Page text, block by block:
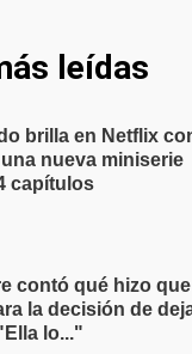
leídas
brilla en Netflix
nueva miniserie
capítulos
contó qué hizo que
la decisión de
lo..."